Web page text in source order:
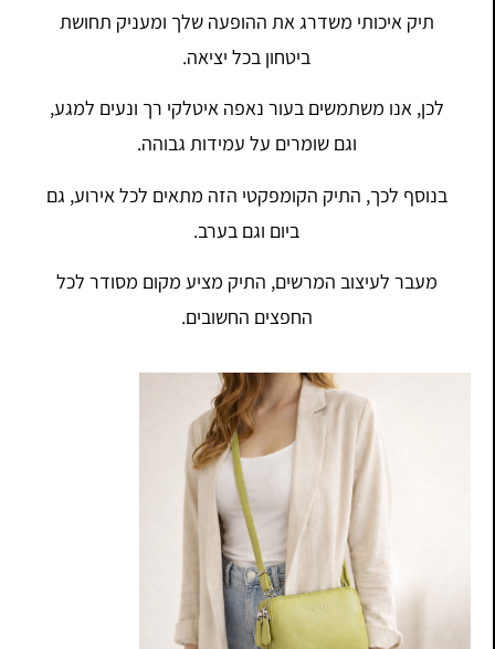
תיק איכותי משדרג את ההופעה שלך ומעניק תחושת
ביטחון בכל יציאה.
לכן, אנו משתמשים בעור נאפה איטלקי רך ונעים למגע,
וגם שומרים על עמידות גבוהה.
בנוסף לכך, התיק הקומפקטי הזה מתאים לכל אירוע, גם
ביום וגם בערב.
מעבר לעיצוב המרשים, התיק מציע מקום מסודר לכל
החפצים החשובים.